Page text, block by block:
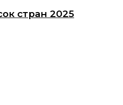
стран 2025